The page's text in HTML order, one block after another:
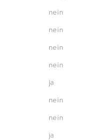
nein
nein
nein
nein
ja
nein
nein
ja